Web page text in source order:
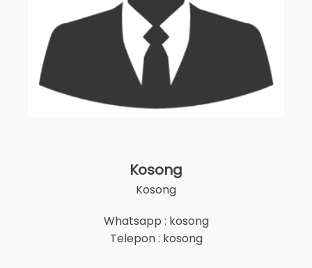
Kosong
Kosong
Whatsapp : kosong
Telepon : kosong